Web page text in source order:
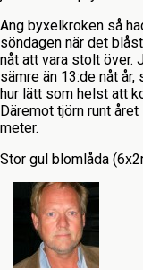
Ang byxelkroken så
söndagen när det
nåt att vara stolt över.
sämre än 13:de nåt
hur lätt som helst att
Däremot tjörn runt
meter.
Stor gul blomlåda